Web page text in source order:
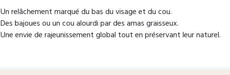
Un relâchement marqué du bas du visage et du cou.
Des bajoues ou un cou alourdi par des amas graisseux.
Une envie de rajeunissement global tout en préservant leur naturel.